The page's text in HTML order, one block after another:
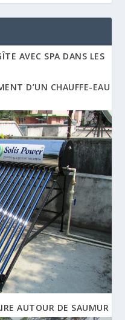
AVEC SPA DANS LES
D’UN CHAUFFE-EAU
AUTOUR DE SAUMUR